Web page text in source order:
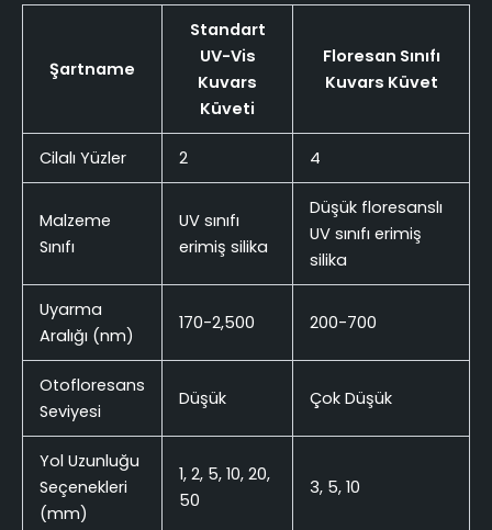
Şartname
Standart
UV-Vis
Kuvars
Küveti
Floresan Sınıfı
Kuvars Küvet
Cilalı Yüzler 2 4
Malzeme
Sınıfı
UV sınıfı
erimiş silika
Düşük floresanslı
UV sınıfı erimiş
silika
Uyarma
Aralığı (nm)
170-2,500 200-700
Otofloresans
Seviyesi
Düşük Çok Düşük
Yol Uzunluğu
Seçenekleri
(mm)
1, 2, 5, 10, 20,
50
3, 5, 10